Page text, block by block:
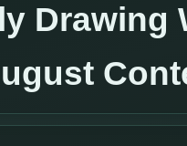
Drawing